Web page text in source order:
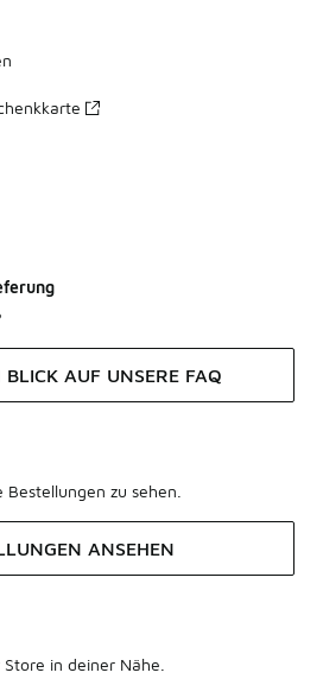
AUF UNSERE FAQ
zu sehen.
ANSEHEN
in deiner Nähe.